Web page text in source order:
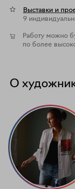
Выставки и
9
Работу можно
по более
О